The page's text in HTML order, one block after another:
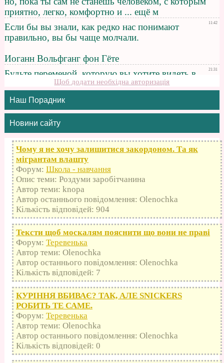
Щоб додати необхідна авторизація
Наш Порадник
Новини сайту
Чому я не хочу залишитися закордоном. Та як
мігрантам влашту
Форум: Школа - навчання
Опис теми: Роздуми заробітчанина
Автор теми: knopa
Автор останнього повідомлення: Olenochka
Кількість відповідей: 904
Тексти щоб москалям пояснити що вони не праві
Форум: Теревенька
Автор теми: Olenochka
Автор останнього повідомлення: Olenochka
Кількість відповідей: 7
КУРІННЯ ВБИВАЄ? ТАК, АЛЕ SNICKERS
РОБИТЬ ТЕ САМЕ.
Форум: Теревенька
Автор теми: Olenochka
Автор останнього повідомлення: Olenochka
Кількість відповідей: 0